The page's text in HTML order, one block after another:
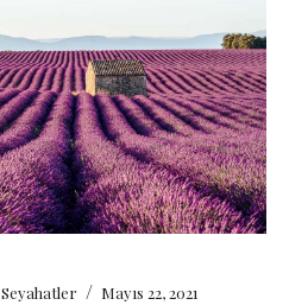
Seyahatler / Mayıs 22, 2021